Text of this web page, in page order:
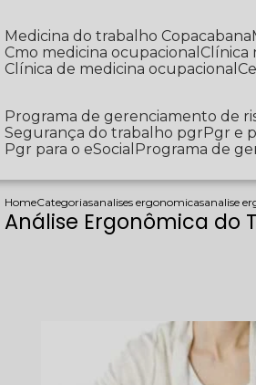
Medicina do trabalho Copacabana
Cmo medicina ocupacional
Clínica de medicina ocupacional
Programa de gerenciamento de
Segurança do trabalho pgr
Pgr e
Pgr para o eSocial
Programa de
HomeCategoriasanalises ergonomicasanalise
Análise Ergonômica do